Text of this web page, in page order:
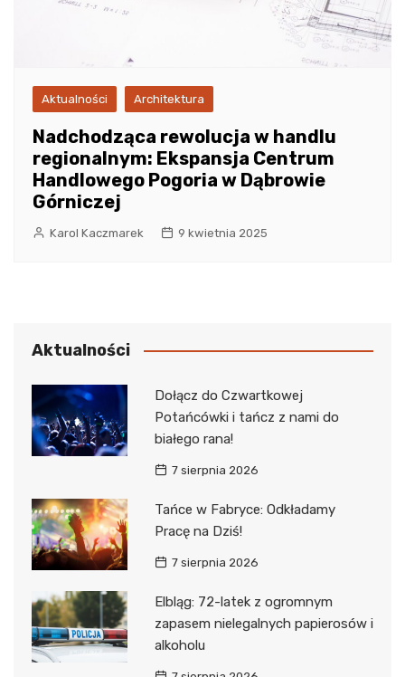
Aktualności Architektura
Nadchodząca rewolucja w handlu
regionalnym: Ekspansja Centrum
Handlowego Pogoria w Dąbrowie
Górniczej
Karol Kaczmarek 9 kwietnia 2025
Aktualności
Dołącz do Czwartkowej
Potańcówki i tańcz z nami do
białego rana!
7 sierpnia 2026
Tańce w Fabryce: Odkładamy
Pracę na Dziś!
7 sierpnia 2026
Elbląg: 72-latek z ogromnym
zapasem nielegalnych papierosów i
alkoholu